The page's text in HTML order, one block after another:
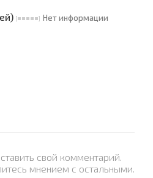
Нет информации
свой комментарий.
мнением с остальными.